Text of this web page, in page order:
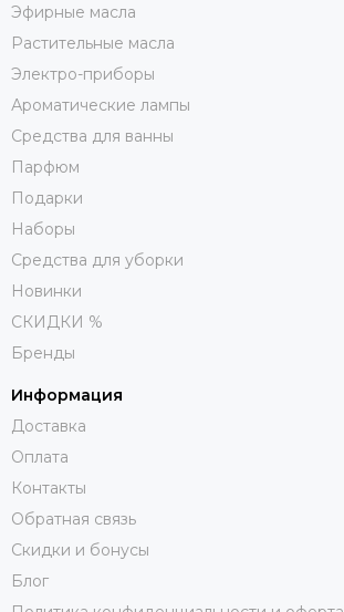
Эфирные масла
Растительные масла
Электро-приборы
Ароматические лампы
Средства для ванны
Парфюм
Подарки
Наборы
Средства для уборки
Новинки
СКИДКИ %
Бренды
Информация
Доставка
Оплата
Контакты
Обратная связь
Скидки и бонусы
Блог